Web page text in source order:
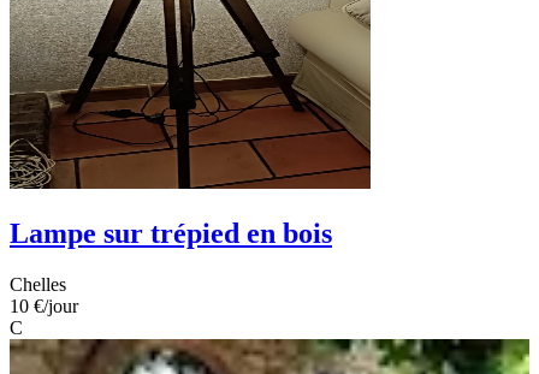
Lampe sur trépied en bois
Chelles
10 €/jour
C